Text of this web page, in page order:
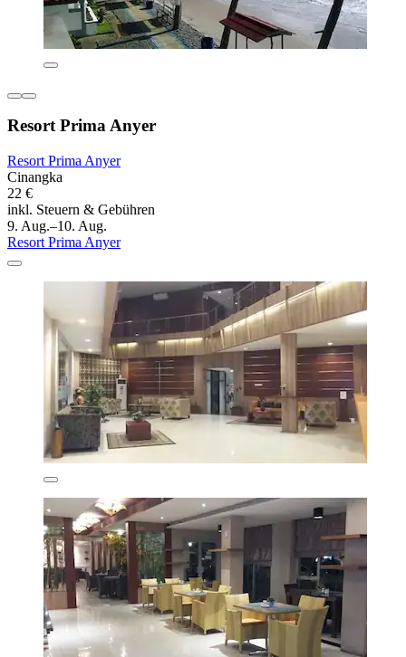
Resort Prima Anyer
Resort Prima Anyer
Cinangka
22 €
inkl. Steuern & Gebühren
9. Aug.–10. Aug.
Resort Prima Anyer